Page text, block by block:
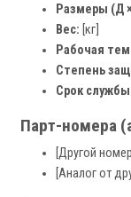
Размеры (Д
Вес: [кг]
Рабочая
Степень
Срок
Парт-номера
[Другой
[Аналог от